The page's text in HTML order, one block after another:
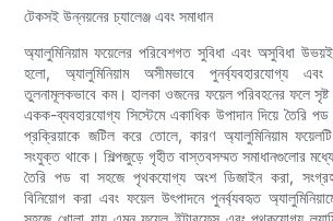
টেকসই উন্নয়নের চ্যালেঞ্জ এবং সমাধান
অ্যালুমিনিয়াম ফয়েলের পরিবেশগত সুবিধা এবং অসুবিধা
হলো, অ্যালুমিনিয়াম অসীমভাবে পুনর্ব্যবহারযোগ্য
তুলনামূলকভাবে কম। হালকা ওজনের ফয়েল পরিবহনের ফলে
একক-ব্যবহারযোগ্য সিস্টেমে একাধিক উপাদান দিয়ে তৈরি
প্রক্রিয়াকে জটিল করে তোলে, কারণ অ্যালুমিনিয়াম
সংযুক্ত থাকে। শিল্পজুড়ে গৃহীত বাস্তবসম্মত সমাধানগুলোর
তৈরি পড বা সহজে পৃথকযোগ্য অংশ ডিজাইন করা, সংগ্রহ
বিনিয়োগ করা এবং ফয়েল উৎপাদনে পুনর্ব্যবহৃত